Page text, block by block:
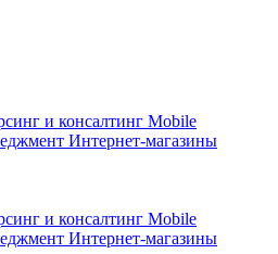
и консалтинг Mobile
Интернет-магазины
и консалтинг Mobile
Интернет-магазины